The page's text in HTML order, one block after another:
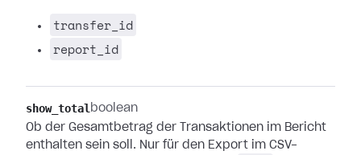
transfer_id
report_id
show_total boolean
Ob der Gesamtbetrag der Transaktionen im Bericht
enthalten sein soll. Nur für den Export im CSV-